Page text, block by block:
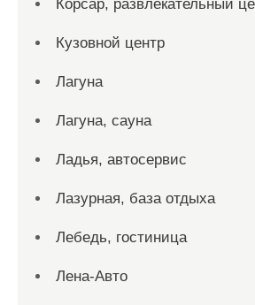
Корсар, развлекательный
Кузовной центр
Лагуна
Лагуна, сауна
Ладья, автосервис
Лазурная, база отдыха
Лебедь, гостиница
Лена-Авто